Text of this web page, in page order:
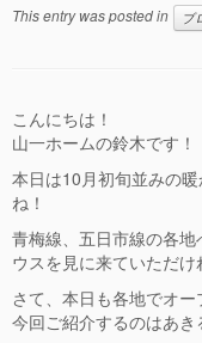
This entry was posted in ブ
こんにちは！
山一ホームの鈴木です！
本日は10月初旬並みの
ね！
青梅線、五日市線の各
ウスを見に来ていただけ
さて、本日も各地でオ
今回ご紹介するのはあき